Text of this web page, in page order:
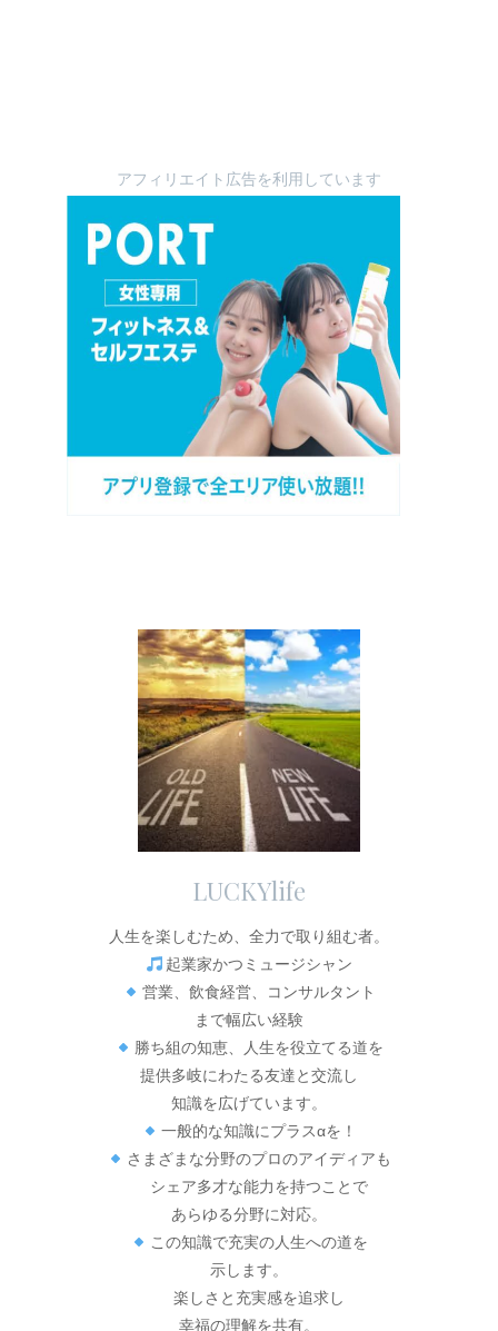
アフィリエイト広告を利用しています
LUCKYlife
人生を楽しむため、全力で取り組む者。
起業家かつミュージシャン
営業、飲食経営、コンサルタント
まで幅広い経験
勝ち組の知恵、人生を役立てる道を
提供多岐にわたる友達と交流し
知識を広げています。
一般的な知識にプラスαを！
さまざまな分野のプロのアイディアも
シェア多才な能力を持つことで
あらゆる分野に対応。
この知識で充実の人生への道を
示します。
楽しさと充実感を追求し
幸福の理解を共有。